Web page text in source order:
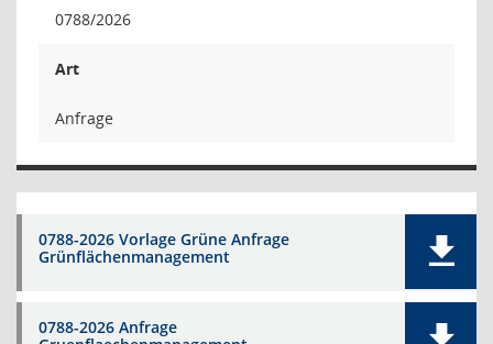
0788/2026
Art
Anfrage
0788-2026 Vorlage Grüne Anfrage
Grünflächenmanagement
0788-2026 Anfrage